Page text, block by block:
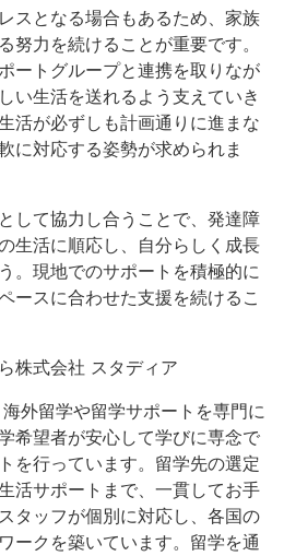
スとなる場合もあるため、家族
努力を続けることが重要です。
ートグループと連携を取りなが
い生活を送れるよう支えていき
活が必ずしも計画通りに進まな
に対応する姿勢が求められま
して協力し合うことで、発達障
生活に順応し、自分らしく成長
。現地でのサポートを積極的に
ースに合わせた支援を続けるこ
株式会社 スタディア
外留学や留学サポートを専門に
希望者が安心して学びに専念で
を行っています。留学先の選定
活サポートまで、一貫してお手
タッフが個別に対応し、各国の
ークを築いています。留学を通